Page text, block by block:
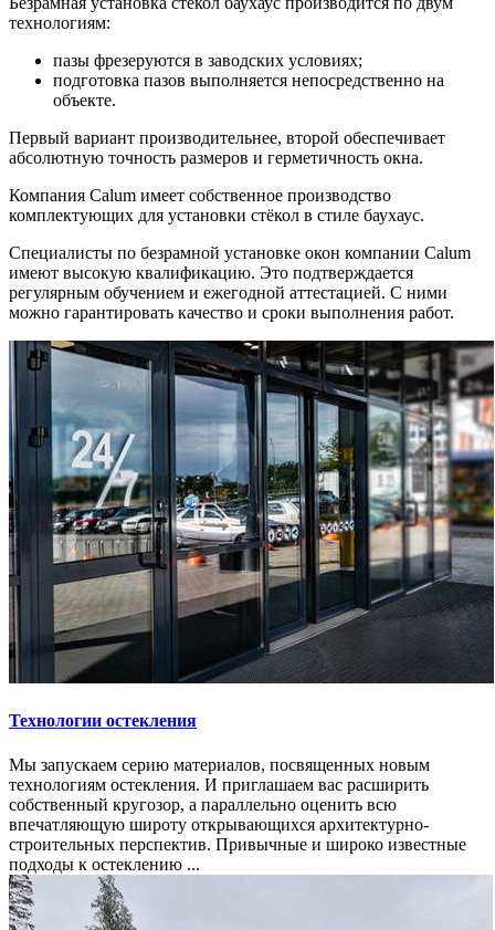
технологиям:
пазы фрезеруются в заводских условиях;
подготовка пазов выполняется непосредственно на
объекте.
Первый вариант производительнее, второй обеспечивает
абсолютную точность размеров и герметичность окна.
Компания Calum имеет собственное производство
комплектующих для установки стёкол в стиле баухаус.
Специалисты по безрамной установке окон компании Calum
имеют высокую квалификацию. Это подтверждается
регулярным обучением и ежегодной аттестацией. С ними
можно гарантировать качество и сроки выполнения работ.
Технологии остекления
Мы запускаем серию материалов, посвященных новым
технологиям остекления. И приглашаем вас расширить
собственный кругозор, а параллельно оценить всю
впечатляющую широту открывающихся архитектурно-
строительных перспектив. Привычные и широко известные
подходы к остеклению ...